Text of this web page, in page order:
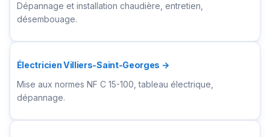
Dépannage et installation chaudière, entretien,
désembouage.
Électricien Villiers-Saint-Georges →
Mise aux normes NF C 15-100, tableau électrique,
dépannage.